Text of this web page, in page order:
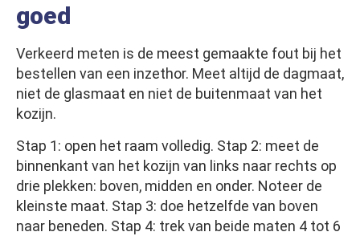
goed
Verkeerd meten is de meest gemaakte fout bij het
bestellen van een inzethor. Meet altijd de dagmaat,
niet de glasmaat en niet de buitenmaat van het
kozijn.
Stap 1: open het raam volledig. Stap 2: meet de
binnenkant van het kozijn van links naar rechts op
drie plekken: boven, midden en onder. Noteer de
kleinste maat. Stap 3: doe hetzelfde van boven
naar beneden. Stap 4: trek van beide maten 4 tot 6